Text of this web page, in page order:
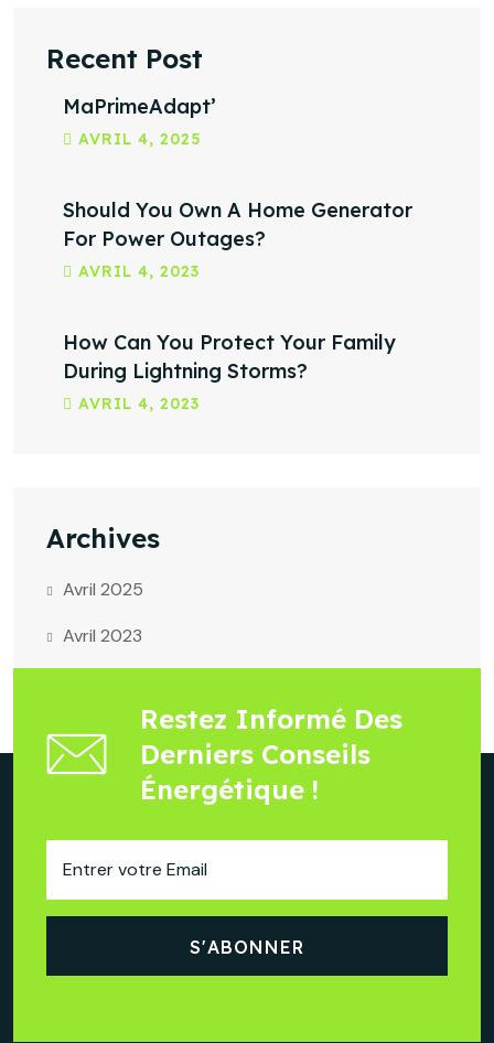
Recent Post
MaPrimeAdapt’
AVRIL 4, 2025
Should You Own A Home Generator
For Power Outages?
AVRIL 4, 2023
How Can You Protect Your Family
During Lightning Storms?
AVRIL 4, 2023
Archives
Avril 2025
Avril 2023
Restez Informé Des
Derniers Conseils
Énergétique !